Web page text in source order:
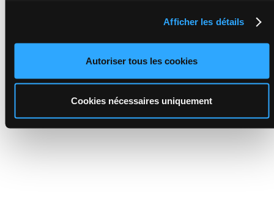
Afficher les détails
Autoriser tous les cookies
Cookies nécessaires uniquement